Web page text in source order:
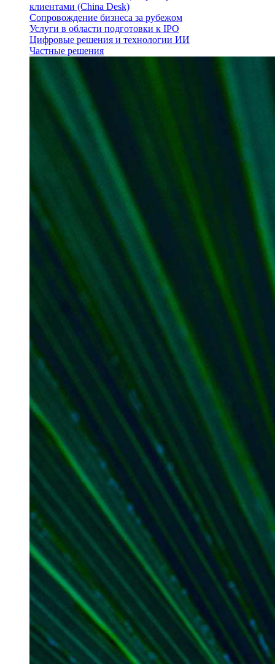
клиентами (China Desk)
Сопровождение бизнеса за рубежом
Услуги в области подготовки к IPO
Цифровые решения и технологии ИИ
Частные решения